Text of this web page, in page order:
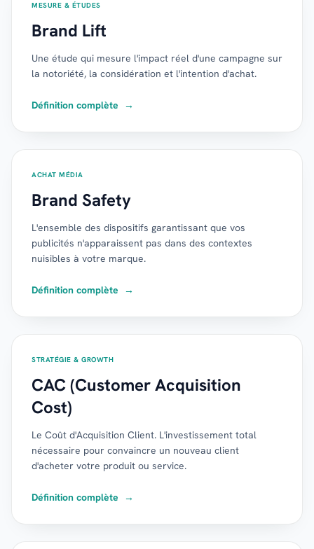
MESURE & ÉTUDES
Brand Lift
Une étude qui mesure l'impact réel d'une campagne sur
la notoriété, la considération et l'intention d'achat.
Définition complète →
ACHAT MÉDIA
Brand Safety
L'ensemble des dispositifs garantissant que vos
publicités n'apparaissent pas dans des contextes
nuisibles à votre marque.
Définition complète →
STRATÉGIE & GROWTH
CAC (Customer Acquisition
Cost)
Le Coût d'Acquisition Client. L'investissement total
nécessaire pour convaincre un nouveau client
d'acheter votre produit ou service.
Définition complète →